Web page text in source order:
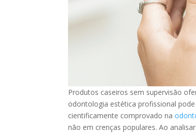
Produtos caseiros sem supervisão
odontologia estética profissional
cientificamente comprovado na
não em crenças populares. Ao